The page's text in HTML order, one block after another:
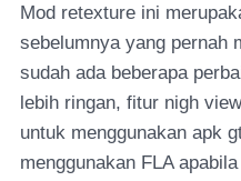
Mod retexture ini
sebelumnya yang pernah
sudah ada beberapa
lebih ringan, fitur nigh
untuk menggunakan apk
menggunakan FLA